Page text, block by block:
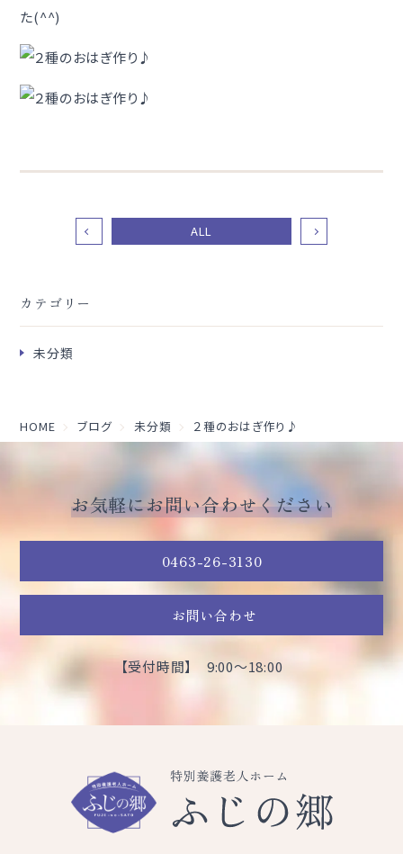
カテゴリー
未分類
た(^^)
ALL
HOME ブログ 未分類 ２種のおはぎ作り♪
お気軽にお問い合わせください
0463-26-3130
お問い合わせ
【受付時間】 9:00～18:00